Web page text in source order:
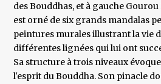
des Bouddhas, et à gauche
est orné de six grands mandalas
peintures murales illustrant la vie
différentes lignées qui lui ont
Sa structure à trois niveaux
l'esprit du Bouddha. Son pinacle